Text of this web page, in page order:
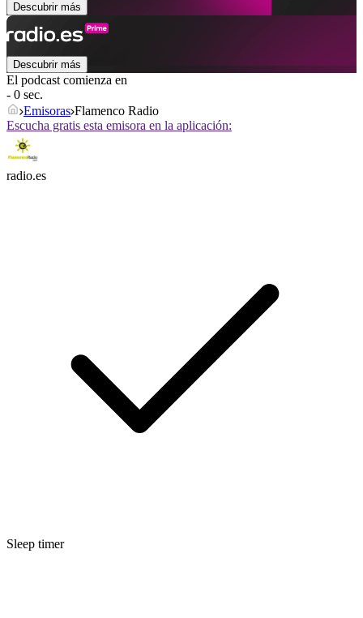
Descubrir más
Descubrir más
El podcast comienza en
- 0 sec.
Emisoras Flamenco Radio
Escucha gratis esta emisora en la aplicación:
radio.es
Sleep timer